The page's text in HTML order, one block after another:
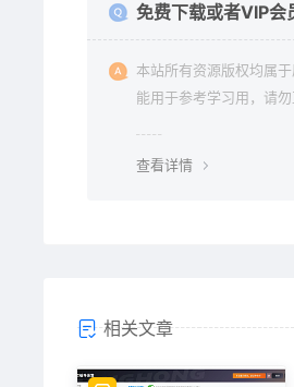
免费下载或者VIP会
本站所有资源版权均属
能用于参考学习用，请
查看详情
相关文章